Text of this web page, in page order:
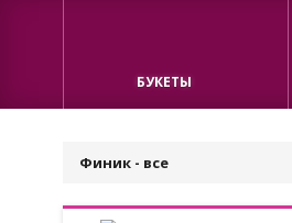
БУКЕТЫ
Финик - все